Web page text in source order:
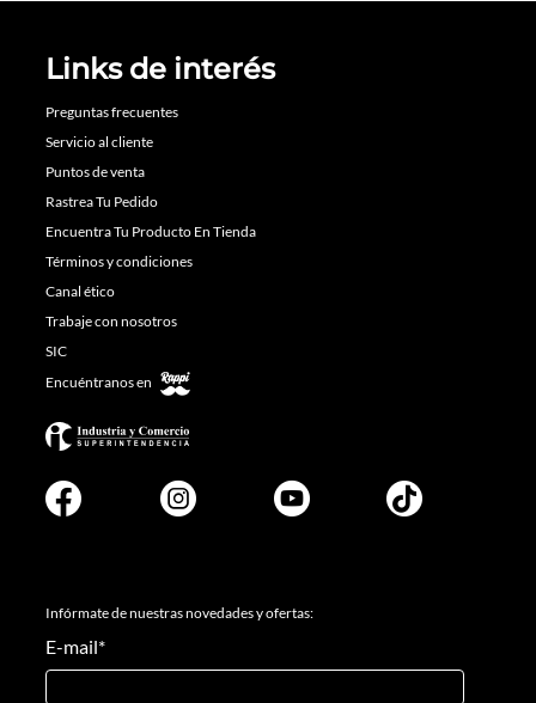
Links de interés
Preguntas frecuentes
Servicio al cliente
Puntos de venta
Rastrea Tu Pedido
Encuentra Tu Producto En Tienda
Términos y condiciones
Canal ético
Trabaje con nosotros
SIC
Encuéntranos en
Infórmate de nuestras novedades y ofertas:
E-mail*